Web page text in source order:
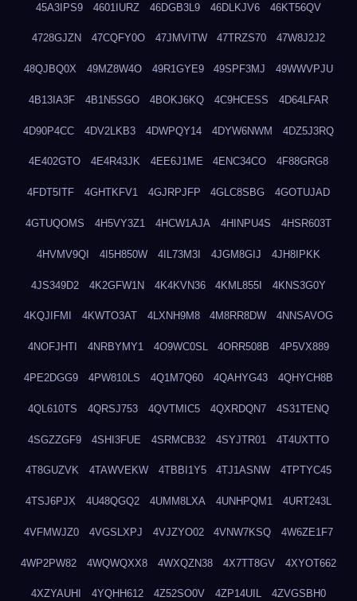
45A3IPS9 4601IURZ 46DGB3L9 46DLKJV6 46KT56QV
4728GJZN 47CQFY0O 47JMVITW 47TRZS70 47W8J2J2
48QJBQ0X 49MZ8W4O 49R1GYE9 49SPF3MJ 49WWVPJU
4B13IA3F 4B1N5SGO 4BOKJ6KQ 4C9HCESS 4D64LFAR
4D90P4CC 4DV2LKB3 4DWPQY14 4DYW6NWM 4DZ5J3RQ
4E402GTO 4E4R43JK 4EE6J1ME 4ENC34CO 4F88GRG8
4FDT5ITF 4GHTKFV1 4GJRPJFP 4GLC8SBG 4GOTUJAD
4GTUQOMS 4H5VY3Z1 4HCW1AJA 4HINPU4S 4HSR603T
4HVMV9QI 4I5H850W 4IL73M3I 4JGM8GIJ 4JH8IPKK
4JS349D2 4K2GFW1N 4K4KVN36 4KML855I 4KNS3G0Y
4KQJIFMI 4KWTO3AT 4LXNH9M8 4M8RR8DW 4NNSAVOG
4NOFJHTI 4NRBYMY1 4O9WC0SL 4ORR508B 4P5VX889
4PE2DGG9 4PW810LS 4Q1M7Q60 4QAHYG43 4QHYCH8B
4QL610TS 4QRSJ753 4QVTMIC5 4QXRDQN7 4S31TENQ
4SGZZGF9 4SHI3FUE 4SRMCB32 4SYJTR01 4T4UXTTO
4T8GUZVK 4TAWVEKW 4TBBI1Y5 4TJ1ASNW 4TPTYC45
4TSJ6PJX 4U48QGQ2 4UMM8LXA 4UNHPQM1 4URT243L
4VFMWJZ0 4VGSLXPJ 4VJZYO02 4VNW7KSQ 4W6ZE1F7
4WP2PW82 4WQWQXX8 4WXQZN38 4X7TT8GV 4XYOT662
4XZYAUHI 4YQHH612 4Z52SO0V 4ZP14UIL 4ZVGSBH0